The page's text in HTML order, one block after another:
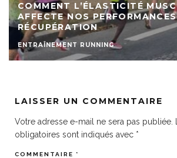
COMMENT L’ÉLASTICITÉ
AFFECTE NOS
RÉCUPÉRATION
ENTRAÎNEMENT RUNNING
LAISSER UN COMMENTAIRE
Votre adresse e-mail ne sera pas publiée.
obligatoires sont indiqués avec *
COMMENTAIRE *